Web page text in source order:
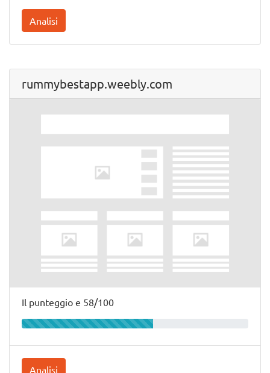
Analisi
rummybestapp.weebly.com
Il punteggio e 58/100
Analisi